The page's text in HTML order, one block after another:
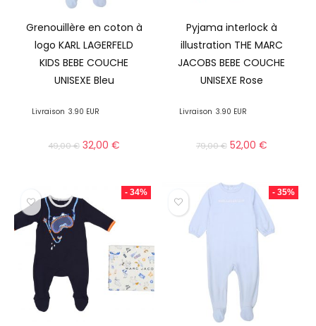
Grenouillère en coton à
logo KARL LAGERFELD
KIDS BEBE COUCHE
UNISEXE Bleu
Livraison 3.90 EUR
49,00€ 32,00€
Pyjama interlock à
illustration THE MARC
JACOBS BEBE COUCHE
UNISEXE Rose
Livraison 3.90 EUR
79,00€ 52,00 €
- 34% - 35%